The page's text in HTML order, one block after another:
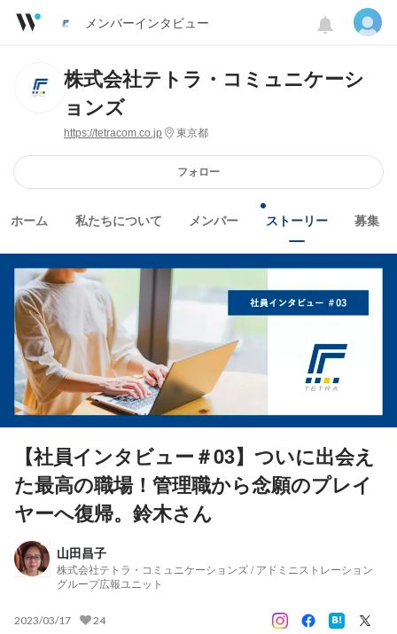
メンバーインタビュー
株式会社テトラ・コミュニケーシ
ョンズ
https://tetracom.co.jp 東京都
フォロー
ホーム 私たちについて メンバー ストーリー 募集
【社員インタビュー＃03】ついに出会え
た最高の職場！管理職から念願のプレイ
ヤーへ復帰。鈴木さん
山田昌子
株式会社テトラ・コミュニケーションズ / アドミニストレーション
グループ広報ユニット
2023/03/17 24